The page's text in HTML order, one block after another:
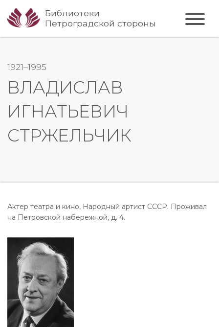
Библиотеки
Петроградской стороны
1921–1995
ВЛАДИСЛАВ
ИГНАТЬЕВИЧ
СТРЖЕЛЬЧИК
Актер театра и кино, Народный артист СССР. Проживал
на Петровской набережной, д. 4.